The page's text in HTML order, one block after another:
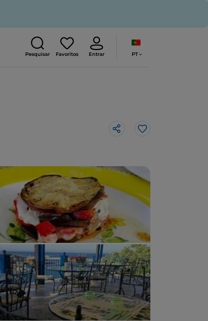
Pesquisar Favoritos Entrar PT
Gosto